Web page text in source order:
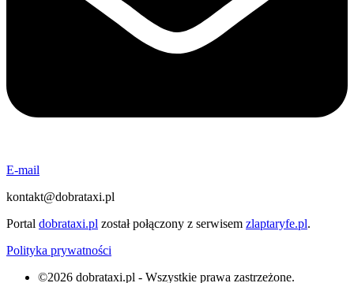
E-mail
kontakt@dobrataxi.pl
Portal dobrataxi.pl został połączony z serwisem zlaptaryfe.pl.
Polityka prywatności
©2026 dobrataxi.pl - Wszystkie prawa zastrzeżone.